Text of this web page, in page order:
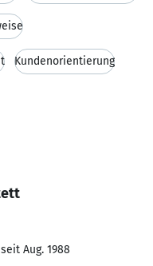
Kundenorientierung
Aug. 1988